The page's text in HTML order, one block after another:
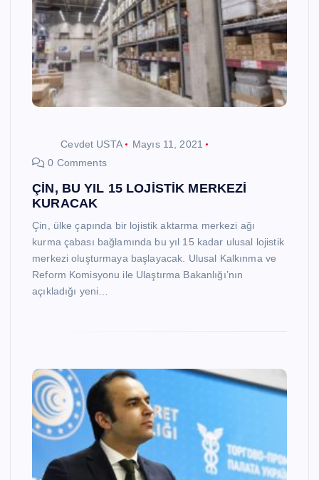
Cevdet USTA
Mayıs 11, 2021
0 Comments
ÇİN, BU YIL 15 LOJİSTİK MERKEZİ
KURACAK
Çin, ülke çapında bir lojistik aktarma merkezi ağı
kurma çabası bağlamında bu yıl 15 kadar ulusal lojistik
merkezi oluşturmaya başlayacak. Ulusal Kalkınma ve
Reform Komisyonu ile Ulaştırma Bakanlığı’nın
açıkladığı yeni…